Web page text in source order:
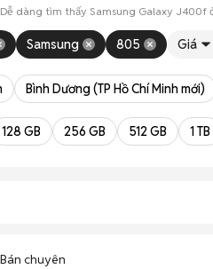
dàng tìm thấy Samsung Galaxy J400f
gặp gỡ trực tiếp giúp người mua
Samsung 805 Giá
Bình Dương (TP Hồ Chí Minh mới)
128 GB 256 GB 512 GB 1 TB
Bán chuyên